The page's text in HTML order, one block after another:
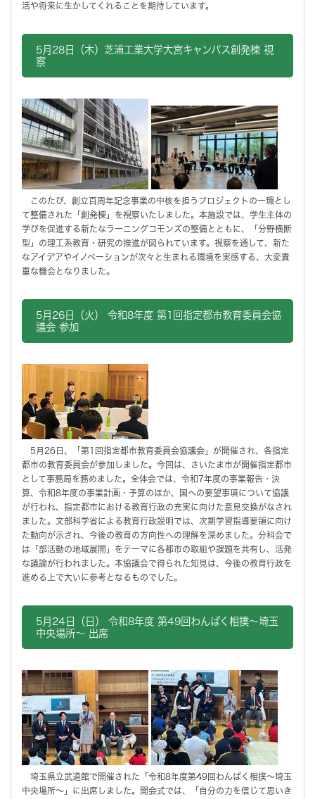
活や将来に生かしてくれることを期待しています。
5月28日（木）芝浦工業大学大宮キャンパス創発棟 視
察
このたび、創立百周年記念事業の中核を担うプロジェクトの一環とし
て整備された「創発棟」を視察いたしました。本施設では、学生主体の
学びを促進する新たなラーニングコモンズの整備とともに、「分野横断
型」の理工系教育・研究の推進が図られています。視察を通して、新た
なアイデアやイノベーションが次々と生まれる環境を実感する、大変貴
重な機会となりました。
5月26日（火） 令和8年度 第1回指定都市教育委員会協
議会 参加
5月26日、「第1回指定都市教育委員会協議会」が開催され、各指定
都市の教育委員会が参加しました。今回は、さいたま市が開催指定都市
として事務局を務めました。全体会では、令和7年度の事業報告・決
算、令和8年度の事業計画・予算のほか、国への要望事項について協議
が行われ、指定都市における教育行政の充実に向けた意見交換がなされ
ました。文部科学省による教育行政説明では、次期学習指導要領に向け
た動向が示され、今後の教育の方向性への理解を深めました。分科会で
は「部活動の地域展開」をテーマに各都市の取組や課題を共有し、活発
な議論が行われました。本協議会で得られた知見は、今後の教育行政を
進める上で大いに参考となるものでした。
5月24日（日） 令和8年度 第49回わんぱく相撲～埼玉
中央場所～ 出席
埼玉県立武道館で開催された「令和8年度第49回わんぱく相撲～埼玉
中央場所～」に出席しました。開会式では、「自分の力を信じて思いき